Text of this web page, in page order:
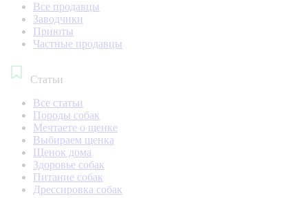
Все продавцы
Заводчики
Приюты
Частные продавцы
Статьи
Все статьи
Породы собак
Мечтаете о щенке
Выбираем щенка
Щенок дома
Здоровье собак
Питание собак
Дрессировка собак